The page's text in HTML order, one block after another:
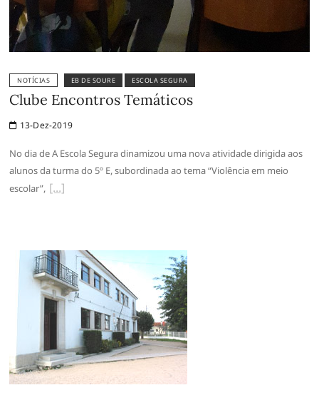
NOTÍCIAS EB DE SOURE ESCOLA SEGURA
Clube Encontros Temáticos
13-Dez-2019
No dia de A Escola Segura dinamizou uma nova atividade dirigida aos
alunos da turma do 5º E, subordinada ao tema “Violência em meio
escolar”,